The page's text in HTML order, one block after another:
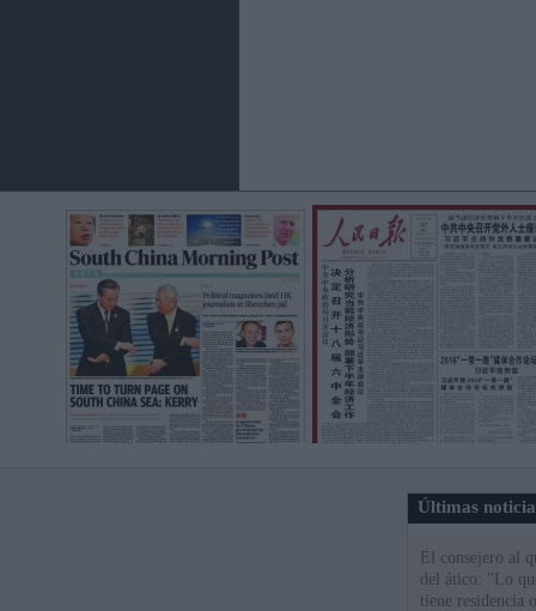
Últimas
El consejero al
del ático: "Lo
tiene residencia